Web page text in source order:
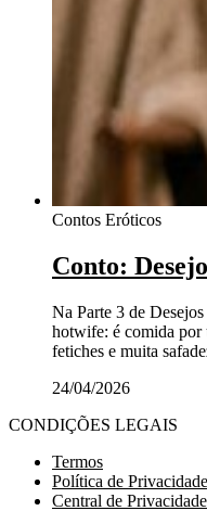
Contos Eróticos
Conto:
Na Parte 3 de
hotwife: é comida por
fetiches e muita
24/04/2026
CONDIÇÕES LEGAIS
Termos
Política de Privacidade
Central de Privacidade